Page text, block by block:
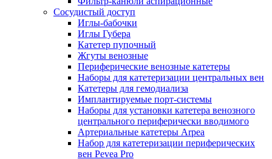
Сосудистый доступ
Иглы-бабочки
Иглы Губера
Катетер пупочный
Жгуты венозные
Периферические венозные катетеры
Наборы для катетеризации центральных вен
Катетеры для гемодиализа
Имплантируемые порт‑системы
Наборы для установки катетера венозного
центрального периферически вводимого
Артериальные катетеры Arpea
Набор для катетеризации периферических
вен Pevea Pro